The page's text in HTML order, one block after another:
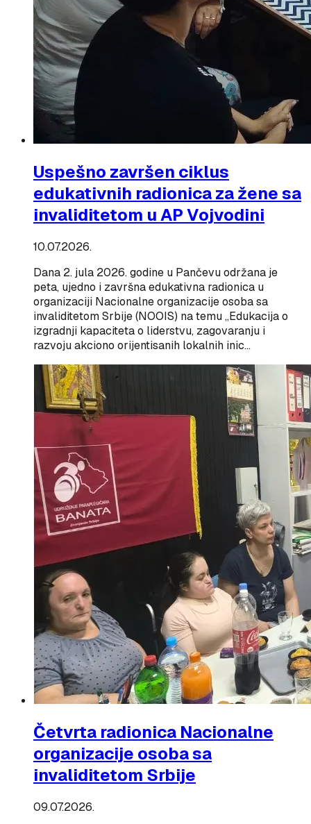
Uspešno završen ciklus
edukativnih radionica za žene sa
invaliditetom u AP Vojvodini
10.07.2026.
Dana 2. jula 2026. godine u Pančevu održana je
peta, ujedno i završna edukativna radionica u
organizaciji Nacionalne organizacije osoba sa
invaliditetom Srbije (NOOIS) na temu „Edukacija o
izgradnji kapaciteta o liderstvu, zagovaranju i
razvoju akciono orijentisanih lokalnih inic…
Četvrta radionica Nacionalne
organizacije osoba sa
invaliditetom Srbije
09.07.2026.